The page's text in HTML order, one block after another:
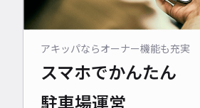
アキッパならオーナー機能も充実
スマホでかんたん
駐車場運営